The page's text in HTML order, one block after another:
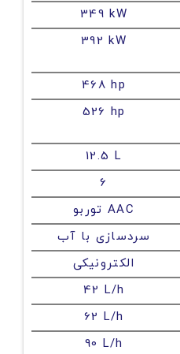
349 kW
392 kW
468 hp
526 hp
12.5 L
6
توربو AAC
سردسازی با آب
الکترونیکی
42 L/h
62 L/h
90 L/h